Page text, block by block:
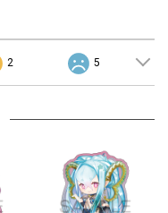
2 5